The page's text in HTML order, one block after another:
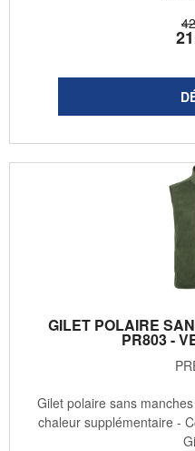
42
21
GILET POLAIRE
PR803 -
Gilet polaire sans
chaleur supplémentaire -